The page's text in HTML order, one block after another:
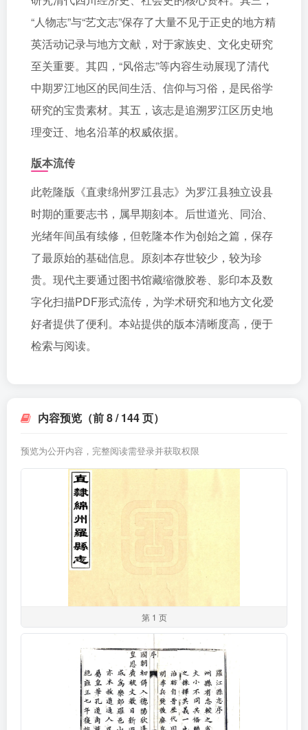
“人物志”与“艺文志”保存了大量不见于正史的地方精
英活动记录与地方文献，对于家族史、文化史研究
至关重要。其四，“风俗志”等内容生动展现了清代
中期罗江地区的民间生活、信仰与习俗，是民俗学
研究的宝贵素材。其五，该志是追溯罗江区历史地
理变迁、地名沿革的权威依据。
版本流传
此乾隆版《直隶绵州罗江县志》为罗江县独立设县
时期的重要志书，属早期刻本。后世道光、同治、
光绪年间虽有续修，但乾隆本作为创始之篇，保存
了最原始的基础信息。原刻本存世较少，较为珍
贵。现代主要通过图书馆藏缩微胶卷、影印本及数
字化扫描PDF形式流传，为学术研究和地方文化爱
好者提供了便利。本站提供的版本清晰度高，便于
检索与阅读。
内容预览（前 8 / 144 页）
预览为公开内容，完整阅读需登录并获取权限
第 1 页